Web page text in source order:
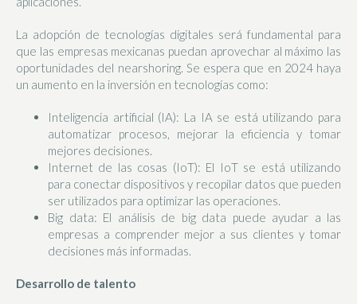
La adopción de tecnologías digitales será fundamental para
que las empresas mexicanas puedan aprovechar al máximo las
oportunidades del nearshoring. Se espera que en 2024 haya
un aumento en la inversión en tecnologías como:
Inteligencia artificial (IA): La IA se está utilizando para
automatizar procesos, mejorar la eficiencia y tomar
mejores decisiones.
Internet de las cosas (IoT): El IoT se está utilizando
para conectar dispositivos y recopilar datos que pueden
ser utilizados para optimizar las operaciones.
Big data: El análisis de big data puede ayudar a las
empresas a comprender mejor a sus clientes y tomar
decisiones más informadas.
Desarrollo de talento